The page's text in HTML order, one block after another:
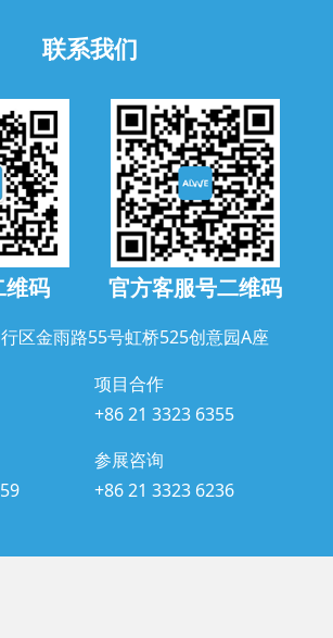
联系我们
维码 官方客服号二维码
区金雨路55号虹桥525创意园A座
项目合作
+86 21 3323 6355
参展咨询
+86 21 3323 6236